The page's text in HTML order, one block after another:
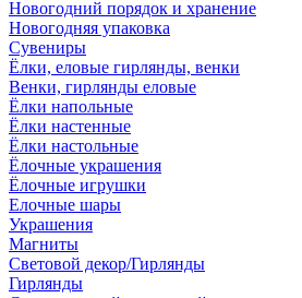
Новогодний порядок и хранение
Новогодняя упаковка
Сувениры
Ёлки, еловые гирлянды, венки
Венки, гирлянды еловые
Ёлки напольные
Ёлки настенные
Ёлки настольные
Ёлочные украшения
Ёлочные игрушки
Елочные шары
Украшения
Магниты
Световой декор/Гирлянды
Гирлянды